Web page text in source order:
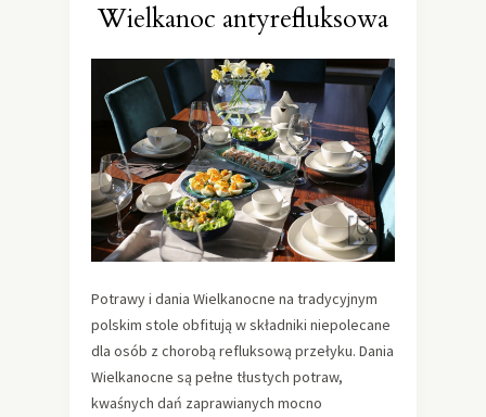
Wielkanoc antyrefluksowa
Potrawy i dania Wielkanocne na tradycyjnym
polskim stole obfitują w składniki niepolecane
dla osób z chorobą refluksową przełyku. Dania
Wielkanocne są pełne tłustych potraw,
kwaśnych dań zaprawianych mocno